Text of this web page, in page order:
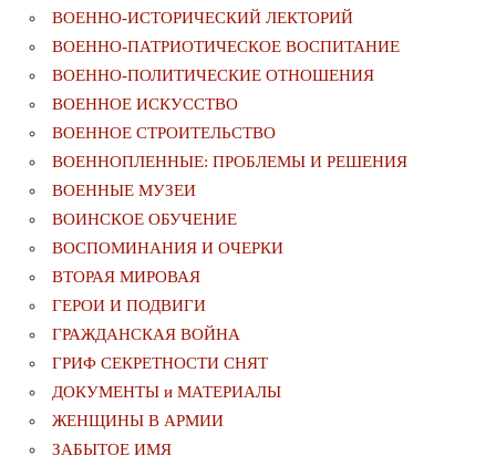
ВОЕННО-ИСТОРИЧЕСКИЙ ЛЕКТОРИЙ
ВОЕННО-ПАТРИОТИЧЕСКОЕ ВОСПИТАНИЕ
ВОЕННО-ПОЛИТИЧЕСКИE ОТНОШЕНИЯ
ВОЕННОЕ ИСКУССТВО
ВОЕННОЕ СТРОИТЕЛЬСТВО
ВОЕННОПЛЕННЫЕ: ПРОБЛЕМЫ И РЕШЕНИЯ
ВОЕННЫЕ МУЗЕИ
ВОИНСКОЕ ОБУЧЕНИЕ
ВОСПОМИНАНИЯ И ОЧЕРКИ
ВТОРАЯ МИРОВАЯ
ГЕРОИ И ПОДВИГИ
ГРАЖДАНСКАЯ ВОЙНА
ГРИФ СЕКРЕТНОСТИ СНЯТ
ДОКУМЕНТЫ и МАТЕРИАЛЫ
ЖЕНЩИНЫ В АРМИИ
ЗАБЫТОЕ ИМЯ